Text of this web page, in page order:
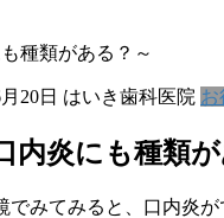
種類がある？～
20日 はいき歯科医院 お
内炎にも種類
みてみると、口内炎